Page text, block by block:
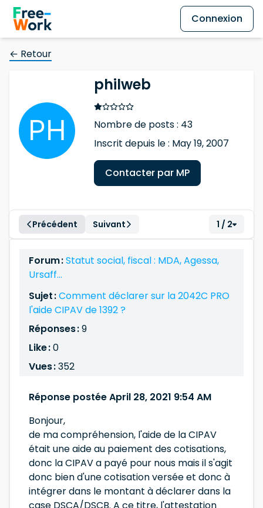
Connexion
← Retour
philweb
Nombre de posts : 43
Inscrit depuis le : May 19, 2007
Contacter par MP
Précédent Suivant 1 / 2
Forum :Statut social, fiscal : MDA, Agessa,
Ursaff...
Sujet :Comment déclarer sur la 2042C PRO
l'aide CIPAV de 1392 ?
Réponses :9
Like :0
Vues :352
Réponse postée April 28, 2021 9:54 AM
Bonjour,
de ma compréhension, l'aide de la CIPAV
était une aide au paiement des cotisations,
donc la CIPAV a payé pour nous mais il s'agit
donc bien d'une cotisation versée et donc à
intégrer dans le montant à déclarer dans la